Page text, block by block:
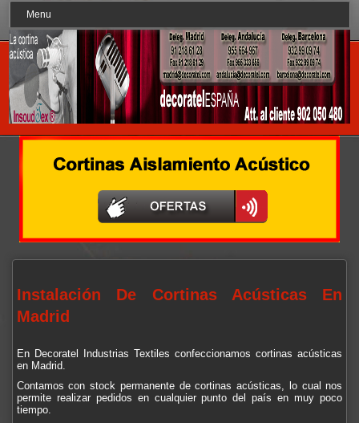
Menu
Instalación De Cortinas Acústicas En
Madrid
En Decoratel Industrias Textiles confeccionamos cortinas acústicas
en Madrid.
Contamos con stock permanente de cortinas acústicas, lo cual nos
permite realizar pedidos en cualquier punto del país en muy poco
tiempo.